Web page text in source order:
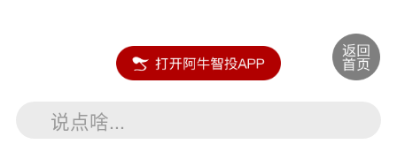
说点啥...